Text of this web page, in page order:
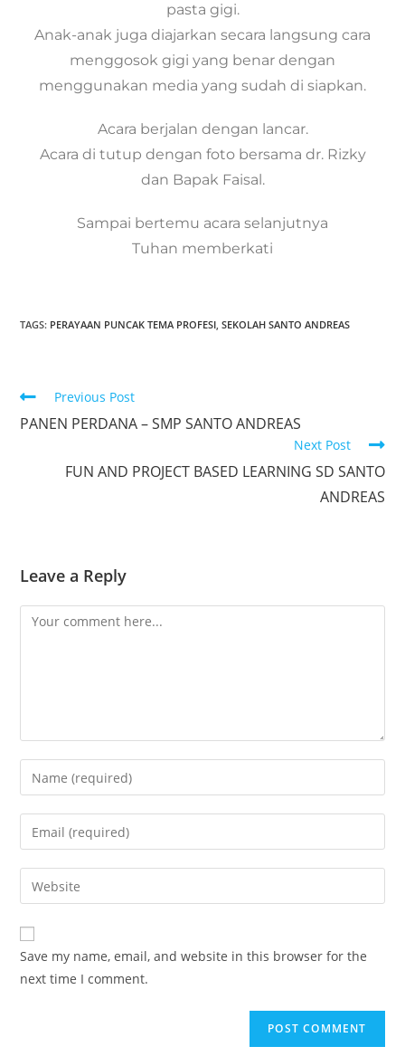
pasta gigi.
Anak-anak juga diajarkan secara langsung cara
menggosok gigi yang benar dengan
menggunakan media yang sudah di siapkan.
Acara berjalan dengan lancar.
Acara di tutup dengan foto bersama dr. Rizky
dan Bapak Faisal.
Sampai bertemu acara selanjutnya
Tuhan memberkati
TAGS: PERAYAAN PUNCAK TEMA PROFESI, SEKOLAH SANTO ANDREAS
Previous Post
PANEN PERDANA – SMP SANTO ANDREAS
Next Post
FUN AND PROJECT BASED LEARNING SD SANTO
ANDREAS
Leave a Reply
Save my name, email, and website in this browser for the
next time I comment.